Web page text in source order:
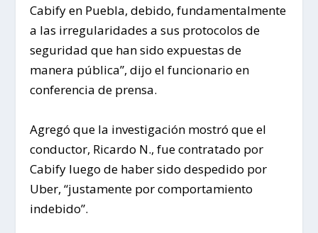
Cabify en Puebla, debido, fundamentalmente
a las irregularidades a sus protocolos de
seguridad que han sido expuestas de
manera pública”, dijo el funcionario en
conferencia de prensa.
Agregó que la investigación mostró que el
conductor, Ricardo N., fue contratado por
Cabify luego de haber sido despedido por
Uber, “justamente por comportamiento
indebido”.